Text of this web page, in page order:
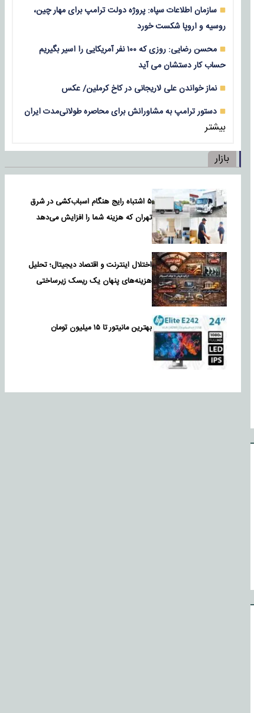
سازمان اطلاعات سپاه: پروژه دولت ترامپ برای مهار چین،
روسیه و اروپا شکست خورد
محسن رضایی: روزی که ۱۰۰ نفر آمریکایی را اسیر بگیریم
حساب کار دستشان می آید
نماز خواندن علی لاریجانی در کاخ کرملین/ عکس
دستور ترامپ به مشاورانش برای محاصره طولانی‌مدت ایران
بیشتر
بازار
۵ اشتباه رایج هنگام اسباب‌کشی در شرق
تهران که هزینه شما را افزایش می‌دهد
اختلال اینترنت و اقتصاد دیجیتال؛ تحلیل
هزینه‌های پنهان یک ریسک زیرساختی
بهترین مانیتور تا ۱۵ میلیون تومان